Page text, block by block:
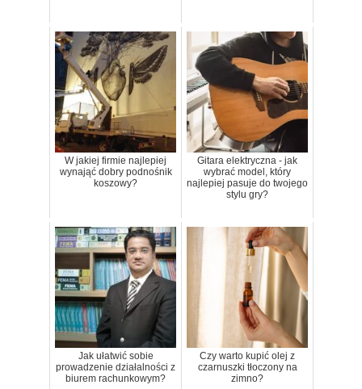
W jakiej firmie najlepiej
wynająć dobry podnośnik
koszowy?
Gitara elektryczna - jak
wybrać model, który
najlepiej pasuje do twojego
stylu gry?
Jak ułatwić sobie
prowadzenie działalności z
biurem rachunkowym?
Czy warto kupić olej z
czarnuszki tłoczony na
zimno?